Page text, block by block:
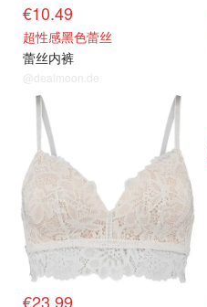
€10.49
超性感黑色蕾丝
蕾丝内裤
@dealmoon.de
€23.99